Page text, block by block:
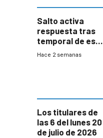
Salto activa
respuesta tras
temporal de este
sábado con
Hace 2 semanas
Los titulares de
las 6 del lunes 20
de julio de 2026